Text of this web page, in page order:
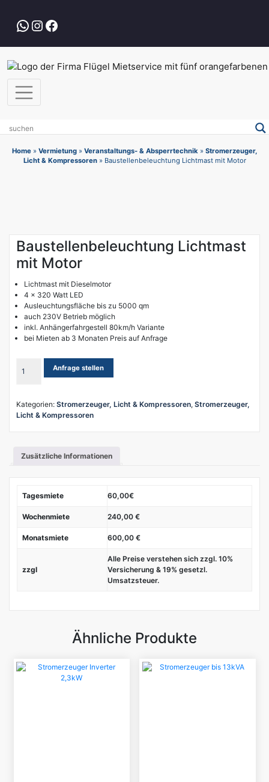
springenWhatsApp
Instagram
Facebook
Home » Vermietung » Veranstaltungs- & Absperrtechnik » Stromerzeuger,
Licht & Kompressoren» Baustellenbeleuchtung Lichtmast mit Motor
Baustellenbeleuchtung Lichtmast
mit Motor
Lichtmast mit Dieselmotor
4 x 320 Watt LED
Ausleuchtungsfläche bis zu 5000 qm
auch 230V Betrieb möglich
inkl. Anhängerfahrgestell 80km/h Variante
bei Mieten ab 3 Monaten Preis auf Anfrage
Lichtmast
Menge
Anfrage stellen
Kategorien: Stromerzeuger, Licht & Kompressoren, Stromerzeuger,
Licht & Kompressoren
Zusätzliche Informationen
Tagesmiete 60,00€
Wochenmiete 240,00 €
Monatsmiete 600,00 €
zzgl
Alle Preise verstehen sich zzgl. 10%
Versicherung & 19% gesetzl.
Umsatzsteuer.
Ähnliche Produkte